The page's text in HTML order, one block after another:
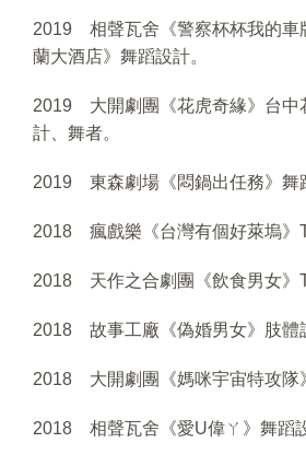
2019 相聲瓦舍《警察杯杯我的車
蘭大酒店》舞蹈設計。
2019 大開劇團《花虎奇緣》台中
計、舞者。
2019 東森劇場《悶鍋出任務》舞
2018 瘋戲樂《台灣有個好萊塢》
2018 天作之合劇團《飲食男女》
2018 故事工廠《偽婚男女》肢體
2018 大開劇團《媽咪宇宙特攻隊
2018 相聲瓦舍《愛U偉ㄚ》舞蹈